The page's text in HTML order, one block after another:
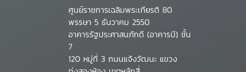
ศูนย์ราชการเฉลิมพระเกียรติ 80
พรรษา 5 ธันวาคม 2550
อาคารรัฐประศาสนภักดี (อาคารบี) ชั้น
7
120 หมู่ที่ 3 ถนนแจ้งวัฒนะ แขวง